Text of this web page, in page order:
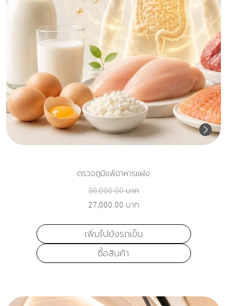
ตรวจภูมิแพ้อาหารแฝง
30,000.00 บาท
27,000.00 บาท
เพิ่มไปยังรถเข็น
ซื้อสินค้า